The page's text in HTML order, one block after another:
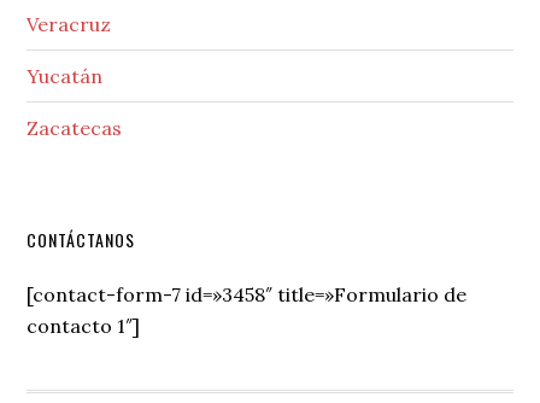
Veracruz
Yucatán
Zacatecas
Secondary
Sidebar
CONTÁCTANOS
[contact-form-7 id=»3458″ title=»Formulario de
contacto 1″]